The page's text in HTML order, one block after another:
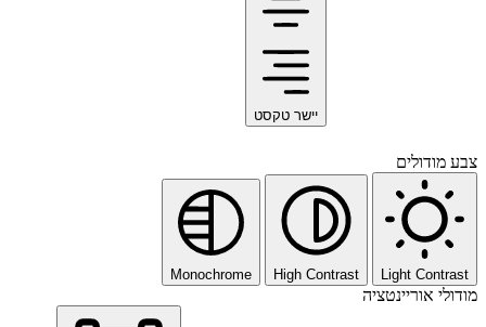
יישר טקסט
צבע מודולים
Light Contrast
High Contrast
Monochrome
מודולי אוריינטציה